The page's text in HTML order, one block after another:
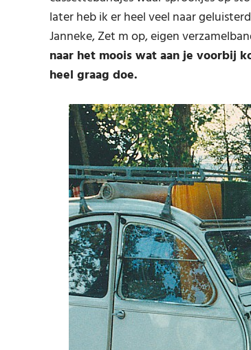
later heb ik er heel veel naar
Janneke, Zet m op, eigen
naar het moois wat aan je voorbij
heel graag doe.